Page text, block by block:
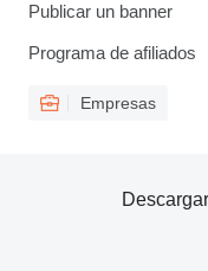
Publicar un banner
Programa de afiliados
Empresas